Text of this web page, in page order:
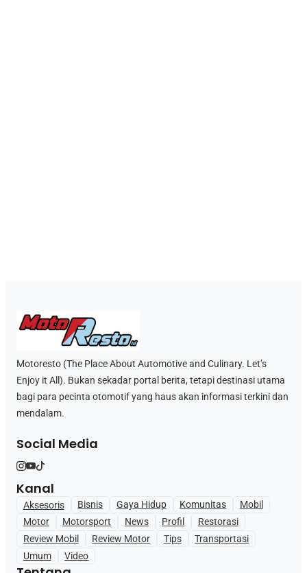
Motoresto (The Place About Automotive and Culinary. Let’s
Enjoy it All). Bukan sekadar portal berita, tetapi destinasi utama
bagi para pecinta otomotif yang haus akan informasi terkini dan
mendalam.
Social Media
Kanal
Aksesoris Bisnis Gaya Hidup Komunitas
Mobil
Motor
Motorsport News Profil
Restorasi
Review Mobil
Review Motor Tips
Transportasi
Umum
Video